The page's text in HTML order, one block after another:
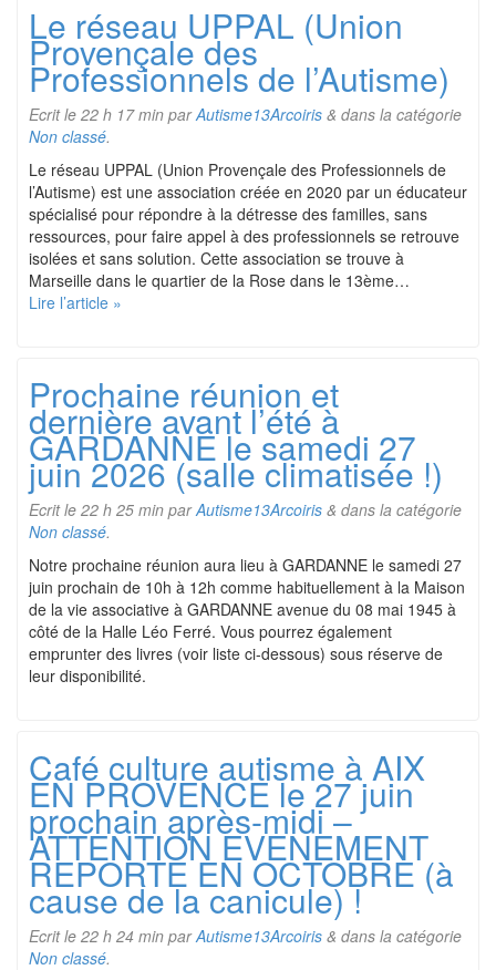
Le réseau UPPAL (Union
Provençale des
Professionnels de l’Autisme)
Ecrit le 22 h 17 min parAutisme13Arcoiris & dans la catégorie
Non classé.
Le réseau UPPAL (Union Provençale des Professionnels de
l’Autisme) est une association créée en 2020 par un éducateur
spécialisé pour répondre à la détresse des familles, sans
ressources, pour faire appel à des professionnels se retrouve
isolées et sans solution. Cette association se trouve à
Marseille dans le quartier de la Rose dans le 13ème…
Lire l’article »
Prochaine réunion et
dernière avant l’été à
GARDANNE le samedi 27
juin 2026 (salle climatisée !)
Ecrit le 22 h 25 min parAutisme13Arcoiris & dans la catégorie
Non classé.
Notre prochaine réunion aura lieu à GARDANNE le samedi 27
juin prochain de 10h à 12h comme habituellement à la Maison
de la vie associative à GARDANNE avenue du 08 mai 1945 à
côté de la Halle Léo Ferré. Vous pourrez également
emprunter des livres (voir liste ci-dessous) sous réserve de
leur disponibilité.
Café culture autisme à AIX
EN PROVENCE le 27 juin
prochain après-midi –
ATTENTION EVENEMENT
REPORTE EN OCTOBRE (à
cause de la canicule) !
Ecrit le 22 h 24 min parAutisme13Arcoiris & dans la catégorie
Non classé.